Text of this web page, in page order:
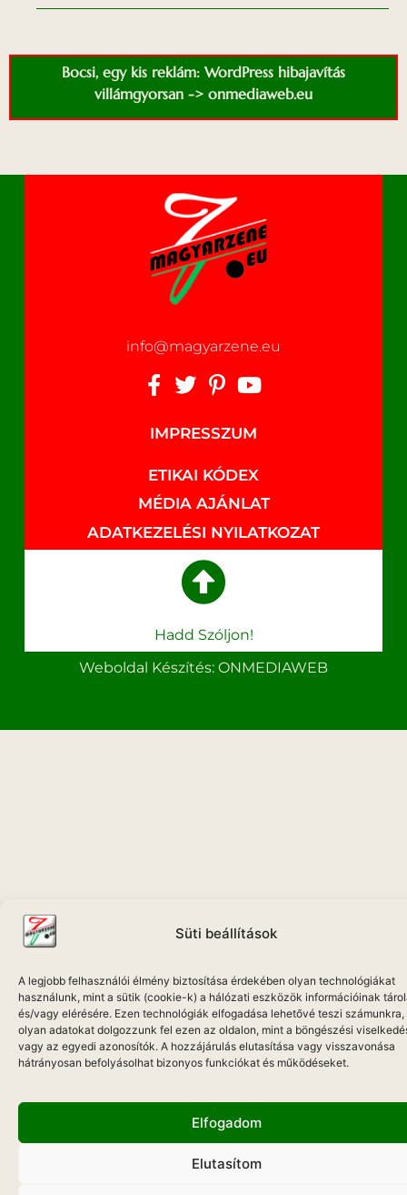
Süti beállítások
A legjobb felhasználói élmény biztosítása érdekében olyan technológiákat
használunk, mint a sütik (cookie-k) a hálózati eszközök információinak
és/vagy elérésére. Ezen technológiák elfogadása lehetővé teszi számunkra,
olyan adatokat dolgozzunk fel ezen az oldalon, mint a böngészési
vagy az egyedi azonosítók. A hozzájárulás elutasítása vagy visszavonása
hátrányosan befolyásolhat bizonyos funkciókat és működéseket.
Elfogadom
Elutasítom
Bocsi, egy kis reklám: WordPress hibajavítás
villámgyorsan -> onmediaweb.eu
info@magyarzene.eu
IMPRESSZUM
ETIKAI KÓDEX
MÉDIA AJÁNLAT
ADATKEZELÉSI NYILATKOZAT
Hadd Szóljon!
Weboldal Készítés: ONMEDIAWEB